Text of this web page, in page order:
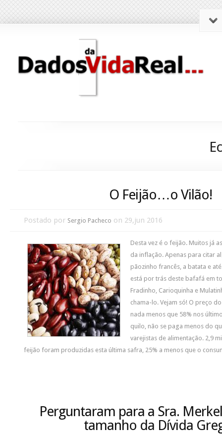
O Feijão…o Vilão!
Postado por Sergio Pacheco on 29,jun 2016
Desta vez é o feijão. Muitos já
da inflação. Apenas para citar
pãozinho francês, a batata e
está por trás deste bafafá em
Fradinho, Carioquinha e
chama-lo. Vejam só! O preço
nada menos que 58% nos
quilo, não se paga menos do
varejistas de alimentação. 2,9
feijão foram produzidas esta última safra, 25% a menos que o
Perguntaram para a Sra.
tamanho da Dívida